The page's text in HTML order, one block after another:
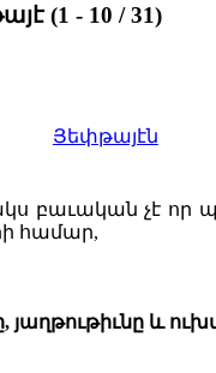
(1 - 10 / 31)
Յեփթայէն
բաւական չէ որ
համար,
և